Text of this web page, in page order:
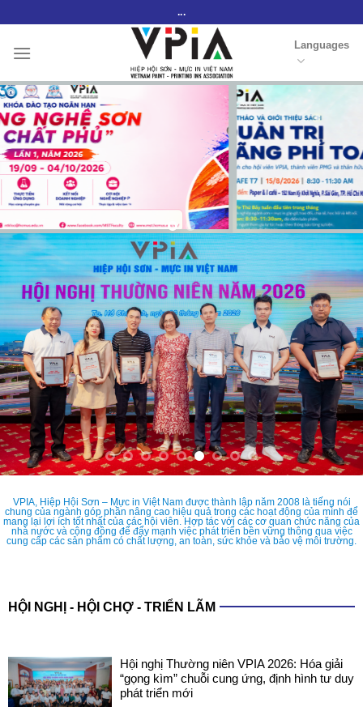
content
...
Languages
VPIA, Hiệp Hội Sơn – Mực in Việt Nam được thành lập năm 2008 là tiếng nói
chung của ngành góp phần nâng cao hiệu quả trong các hoạt động của mình để
mang lại lợi ích tốt nhất của các hội viên. Hợp tác với các cơ quan chức năng của
nhà nước và cộng đồng để đẩy mạnh việc phát triển bền vững thông qua việc
cung cấp các sản phẩm có chất lượng, an toàn, sức khỏe và bảo vệ môi trường.
HỘI NGHỊ - HỘI CHỢ - TRIỂN LÃM
Hội nghị Thường niên VPIA 2026: Hóa giải
“gọng kìm” chuỗi cung ứng, định hình tư duy
phát triển mới